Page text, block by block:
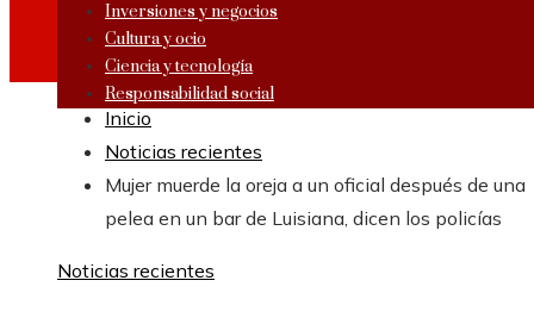
Inversiones y negocios
Cultura y ocio
Ciencia y tecnología
Responsabilidad social
Inicio
Noticias recientes
Mujer muerde la oreja a un oficial después de una
pelea en un bar de Luisiana, dicen los policías
Noticias recientes